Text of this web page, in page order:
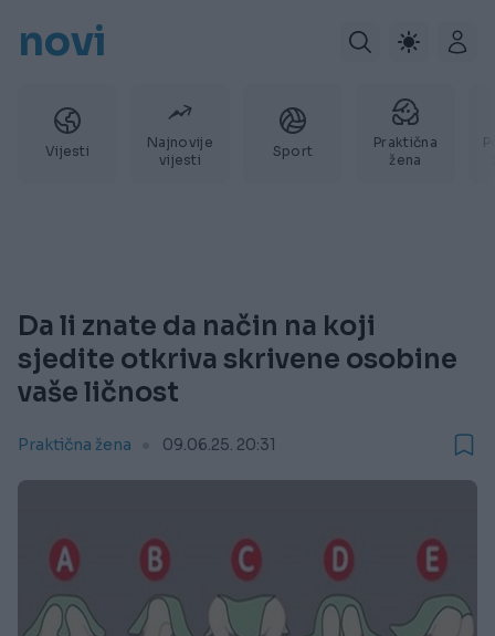
novi
Vijesti
Najnovije
vijesti
Sport
Praktična
žena
Da li znate da način na koji
sjedite otkriva skrivene osobine
vaše ličnost
Praktična žena 09.06.25. 20:31